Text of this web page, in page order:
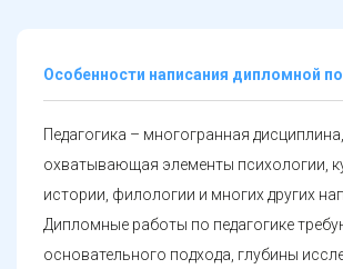
Особенности написания дипломной
Педагогика – многогранная дисциплина,
охватывающая элементы психологии,
истории, филологии и многих других
Дипломные работы по педагогике
основательного подхода, глубины